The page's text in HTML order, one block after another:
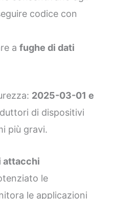
codice con
afughe di dati
2025-03-01 e
di dispositivi
più gravi.
attacchi
le
le applicazioni